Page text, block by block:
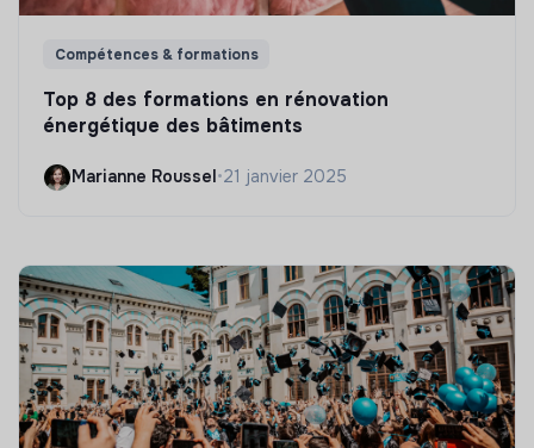
Compétences & formations
Top 8 des formations en rénovation
énergétique des bâtiments
Marianne Roussel•21 janvier 2025